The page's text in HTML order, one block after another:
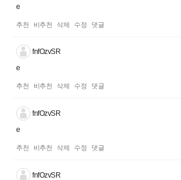
e
추천 비추천 삭제 수정 댓글
fnfOzvSR
e
추천 비추천 삭제 수정 댓글
fnfOzvSR
e
추천 비추천 삭제 수정 댓글
fnfOzvSR